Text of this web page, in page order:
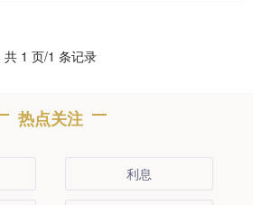
共 1 页/1 条记录
热点关注
利息